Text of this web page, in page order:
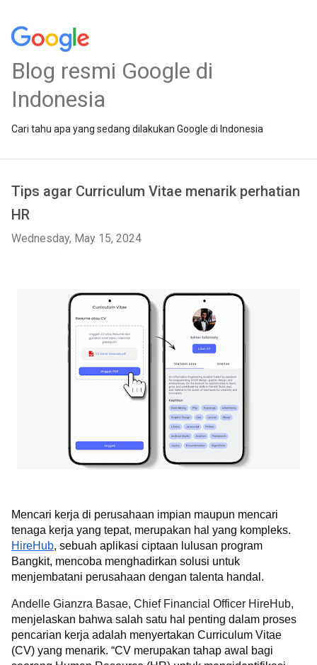
Blog resmi Google di
Indonesia
Cari tahu apa yang sedang dilakukan Google di Indonesia
Tips agar Curriculum Vitae menarik perhatian
HR
Wednesday, May 15, 2024
Mencari kerja di perusahaan impian maupun mencari
tenaga kerja yang tepat, merupakan hal yang kompleks.
HireHub, sebuah aplikasi ciptaan lulusan program
Bangkit, mencoba menghadirkan solusi untuk
menjembatani perusahaan dengan talenta handal.
Andelle Gianzra Basae, Chief Financial Officer HireHub,
menjelaskan bahwa salah satu hal penting dalam proses
pencarian kerja adalah menyertakan Curriculum Vitae
(CV) yang menarik. “CV merupakan tahap awal bagi